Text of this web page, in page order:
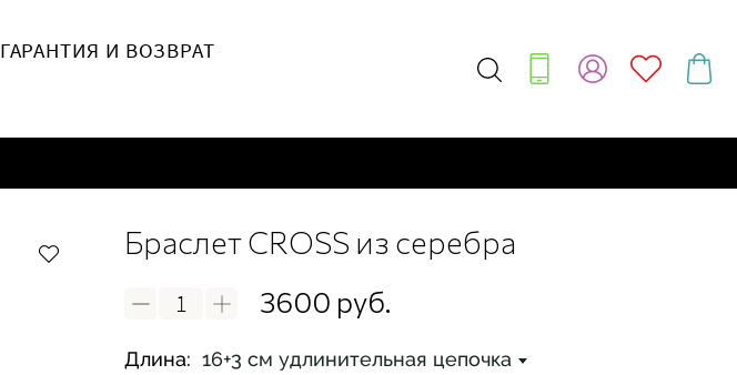
ГАРАНТИЯ И ВОЗВРАТ
Браслет CROSS из серебра
3600 руб.
Длина: 16+3 см удлинительная цепочка